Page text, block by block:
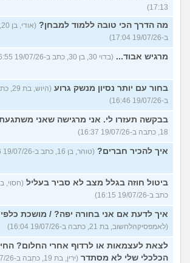
17:13)
מה הדרך הכי טובה ללמוד למבחן?
ב-19/07/26 17:04)
מרגיש אבוד... (בדוי 30, בן 30, כתב ב-19/07/26 16:55)
בחור עם יותר נסיון מנשק גרוע
(היוש, בת
ב-19/07/26 16:46)
בבקשה תעזרו לי. אני מרגישה שאני
18, כתבה ב-19/07/26 16:37)
איך להכיר חברים? (טוהר, בן 16, כתב ב-19/07/26 16:26)
ביטול חוזה בגלל מצב לא סביר בעליל
כתב ב-19/07/26 16:15)
איך לדעת אם אני בחורה יפה? / מושכת
(לאמפסיקהלחשוב, בת 21, כתבה ב-19/07/26 16:04)
לצאת לעצמאות או לרדוף אחרי החלום?
הכלכלי שלי לא מסתדר
(ירין, בת